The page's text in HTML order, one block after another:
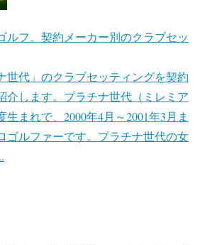
ルフ。契約メーカー別のクラブセッ
世代」のクラブセッティングを契約
介します。プラチナ世代（ミレミア
生まれで、2000年4月～2001年3月ま
ゴルファーです。プラチナ世代の女